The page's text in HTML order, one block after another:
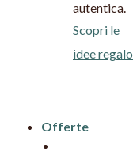
autentica.
Scopri le
idee regalo
Offerte